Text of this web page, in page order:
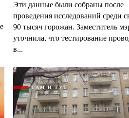
Эти данные были собраны после
проведения исследований среди
90 тысяч горожан. Заместитель
уточнила, что тестирование
в...
ТАМ И ТУТ
и защиты информации*
и защиты информации*